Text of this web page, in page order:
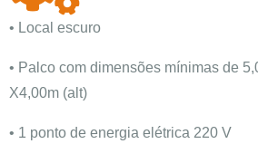
• Local escuro
• Palco com dimensões mínimas de
X4,00m (alt)
• 1 ponto de energia elétrica 220 V